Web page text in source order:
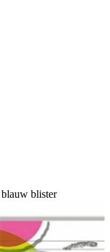
blister